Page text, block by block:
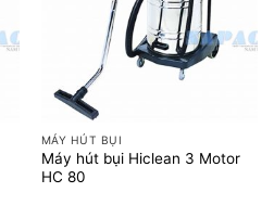
MÁY HÚT BỤI
Máy hút bụi Hiclean 3 Motor
HC 80